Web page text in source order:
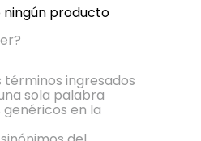
ningún producto
ingresados
sola palabra
en la